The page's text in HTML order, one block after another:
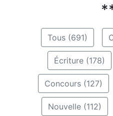
Tous (691)
Écriture (178)
Concours (127)
Nouvelle (112)